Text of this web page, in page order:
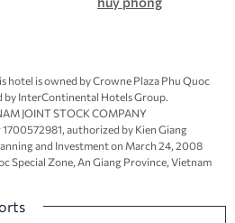
hotel is owned by Crowne Plaza Phu Quoc
by InterContinental Hotels Group.
JOINT STOCK COMPANY
1700572981, authorized by Kien Giang
and Investmenton March 24, 2008
Special Zone, An Giang Province, Vietnam